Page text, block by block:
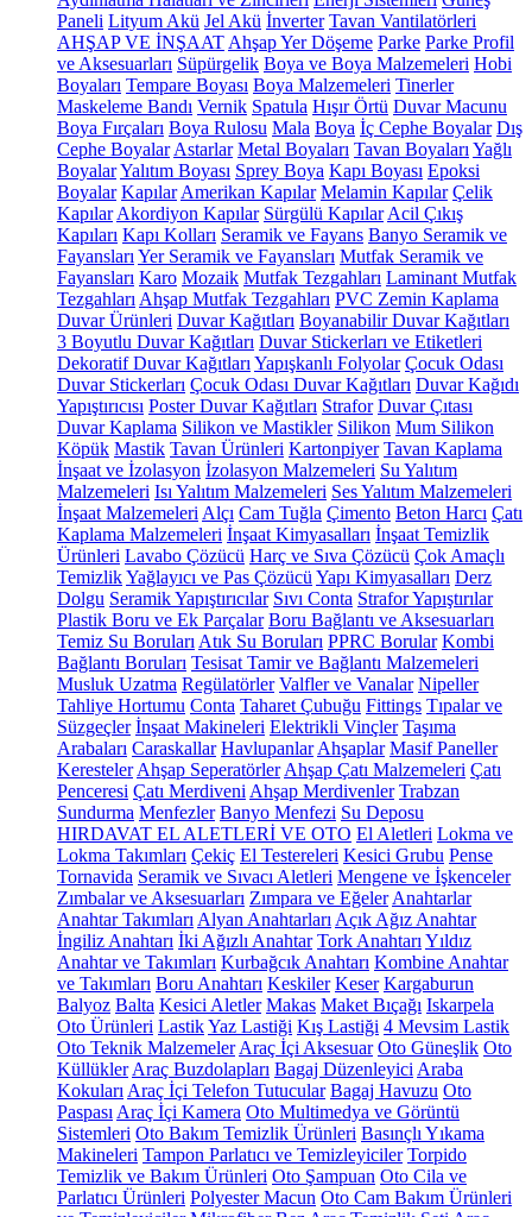
Paneli Lityum Akü Jel Akü İnverter Tavan Vantilatörleri
AHŞAP VE İNŞAAT Ahşap Yer Döşeme Parke Parke Profil
ve Aksesuarları Süpürgelik Boya ve Boya Malzemeleri Hobi
Boyaları Tempare Boyası Boya Malzemeleri Tinerler
Maskeleme Bandı Vernik Spatula Hışır Örtü Duvar Macunu
Boya Fırçaları Boya Rulosu Mala Boya İç Cephe Boyalar Dış
Cephe Boyalar Astarlar Metal Boyaları Tavan Boyaları Yağlı
BoyalarYalıtım Boyası Sprey Boya Kapı Boyası Epoksi
Boyalar Kapılar Amerikan Kapılar Melamin Kapılar Çelik
Kapılar Akordiyon Kapılar Sürgülü Kapılar Acil Çıkış
Kapıları Kapı Kolları Seramik ve Fayans Banyo Seramik ve
Fayansları Yer Seramik ve Fayansları Mutfak Seramik ve
Fayansları Karo Mozaik Mutfak Tezgahları Laminant Mutfak
Tezgahları Ahşap Mutfak Tezgahları PVC Zemin Kaplama
Duvar Ürünleri Duvar Kağıtları Boyanabilir Duvar Kağıtları
3 Boyutlu Duvar Kağıtları Duvar Stickerları ve Etiketleri
Dekoratif Duvar Kağıtları Yapışkanlı Folyolar Çocuk Odası
Duvar Stickerları Çocuk Odası Duvar Kağıtları Duvar Kağıdı
Yapıştırıcısı Poster Duvar Kağıtları Strafor Duvar Çıtası
Duvar Kaplama Silikon ve Mastikler Silikon Mum Silikon
Köpük Mastik Tavan Ürünleri Kartonpiyer Tavan Kaplama
İnşaat ve İzolasyon İzolasyon Malzemeleri Su Yalıtım
Malzemeleri Isı Yalıtım Malzemeleri Ses Yalıtım Malzemeleri
İnşaat Malzemeleri Alçı Cam Tuğla Çimento Beton Harcı Çatı
Kaplama Malzemeleri İnşaat Kimyasalları İnşaat Temizlik
Ürünleri Lavabo Çözücü Harç ve Sıva Çözücü Çok Amaçlı
TemizlikYağlayıcı ve Pas Çözücü Yapı Kimyasalları Derz
Dolgu Seramik Yapıştırıcılar Sıvı Conta Strafor Yapıştırılar
Plastik Boru ve Ek Parçalar Boru Bağlantı ve Aksesuarları
Temiz Su Boruları Atık Su Boruları PPRC Borular Kombi
Bağlantı Boruları Tesisat Tamir ve Bağlantı Malzemeleri
Musluk Uzatma Regülatörler Valfler ve Vanalar Nipeller
Tahliye Hortumu Conta Taharet Çubuğu Fittings Tıpalar ve
Süzgeçler İnşaat Makineleri Elektrikli Vinçler Taşıma
Arabaları Caraskallar Havlupanlar Ahşaplar Masif Paneller
Keresteler Ahşap Seperatörler Ahşap Çatı Malzemeleri Çatı
Penceresi Çatı Merdiveni Ahşap Merdivenler Trabzan
Sundurma Menfezler Banyo Menfezi Su Deposu
HIRDAVAT EL ALETLERİ VE OTO El Aletleri Lokma ve
Lokma Takımları Çekiç El Testereleri Kesici Grubu Pense
Tornavida Seramik ve Sıvacı Aletleri Mengene ve İşkenceler
Zımbalar ve Aksesuarları Zımpara ve Eğeler Anahtarlar
Anahtar Takımları Alyan Anahtarları Açık Ağız Anahtar
İngiliz Anahtarı İki Ağızlı Anahtar Tork Anahtarı Yıldız
Anahtar ve Takımları Kurbağcık Anahtarı Kombine Anahtar
ve Takımları Boru Anahtarı Keskiler Keser Kargaburun
Balyoz Balta Kesici Aletler Makas Maket Bıçağı Iskarpela
Oto Ürünleri LastikYaz Lastiği Kış Lastiği 4 Mevsim Lastik
Oto Teknik Malzemeler Araç İçi Aksesuar Oto Güneşlik Oto
Küllükler Araç Buzdolapları Bagaj Düzenleyici Araba
Kokuları Araç İçi Telefon Tutucular Bagaj Havuzu Oto
Paspası Araç İçi Kamera Oto Multimedya ve Görüntü
Sistemleri Oto Bakım Temizlik Ürünleri Basınçlı Yıkama
Makineleri Tampon Parlatıcı ve Temizleyiciler Torpido
Temizlik ve Bakım Ürünleri Oto Şampuan Oto Cila ve
Parlatıcı Ürünleri Polyester Macun Oto Cam Bakım Ürünleri